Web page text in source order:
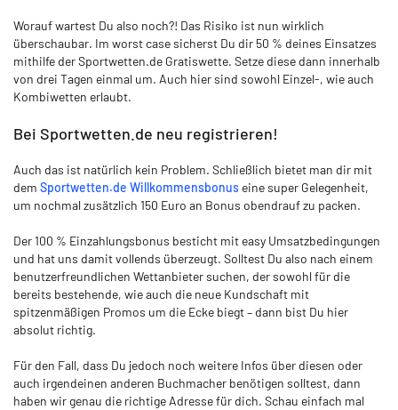
Worauf wartest Du also noch?! Das Risiko ist nun wirklich
überschaubar. Im worst case sicherst Du dir 50 % deines Einsatzes
mithilfe der Sportwetten.de Gratiswette. Setze diese dann innerhalb
von drei Tagen einmal um. Auch hier sind sowohl Einzel-, wie auch
Kombiwetten erlaubt.
Bei Sportwetten.de neu registrieren!
Auch das ist natürlich kein Problem. Schließlich bietet man dir mit
dem Sportwetten.de Willkommensbonus eine super Gelegenheit,
um nochmal zusätzlich 150 Euro an Bonus obendrauf zu packen.
Der 100 % Einzahlungsbonus besticht mit easy Umsatzbedingungen
und hat uns damit vollends überzeugt. Solltest Du also nach einem
benutzerfreundlichen Wettanbieter suchen, der sowohl für die
bereits bestehende, wie auch die neue Kundschaft mit
spitzenmäßigen Promos um die Ecke biegt – dann bist Du hier
absolut richtig.
Für den Fall, dass Du jedoch noch weitere Infos über diesen oder
auch irgendeinen anderen Buchmacher benötigen solltest, dann
haben wir genau die richtige Adresse für dich. Schau einfach mal